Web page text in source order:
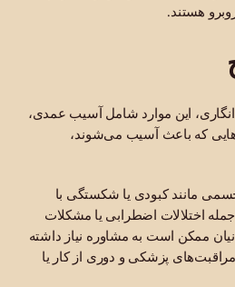
هستند.
این موارد شامل آسیب عمدی،
که باعث آسیب می‌شوند،
مانند کبودی یا شکستگی با
اختلالات اضطرابی یا مشکلات
ممکن است به مشاوره نیاز داشته
پزشکی و دوری از کار یا